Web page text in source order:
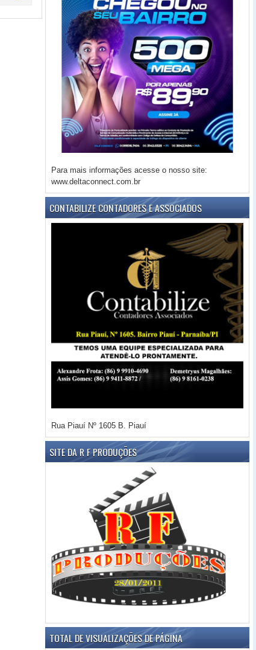
Para mais informações acesse o nosso site:
www.deltaconnect.com.br
CONTABILIZE CONTADORES E ASSOCIADOS
Rua Piauí Nº 1605 B. Piauí
SITE DA R F PRODUÇÕES
TOTAL DE VISUALIZAÇÕES DE PÁGINA